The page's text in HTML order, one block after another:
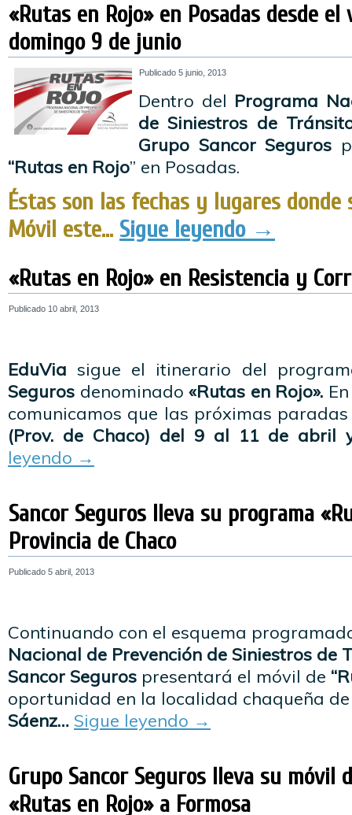
«Rutas en Rojo» en Posadas desde
domingo 9 de junio
Publicado 5 junio, 2013
Dentro del Programa
de Siniestros de
Grupo Sancor Seguros
“Rutas en Rojo” en Posadas.
Éstas son las fechas y lugares
Móvil este… Sigue leyendo →
«Rutas en Rojo» en Resistencia y
Publicado 10 abril, 2013
EduVia sigue el itinerario del
Seguros denominado «Rutas en Rojo».
comunicamos que las próximas
(Prov. de Chaco) del 9 al 11 de
leyendo →
Sancor Seguros lleva su programa
Provincia de Chaco
Publicado 5 abril, 2013
Continuando con el esquema
Nacional de Prevención de Siniestros de
Sancor Seguros presentará el móvil de
oportunidad en la localidad chaqueña
Sáenz… Sigue leyendo →
Grupo Sancor Seguros lleva su móvil
«Rutas en Rojo» a Formosa